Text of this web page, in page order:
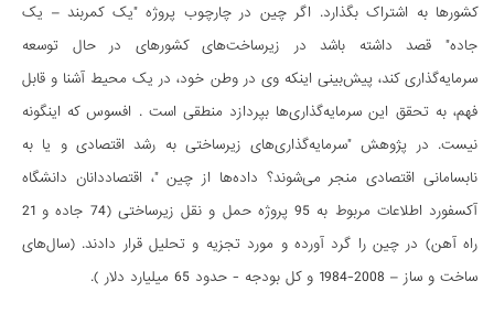
کشورها به اشتراک بگذارد. اگر چین در چارچوب پروژه "یک کمربند – یک
جاده" قصد داشته باشد در زیرساخت‌های کشورهای در حال توسعه
سرمایه‌گذاری کند، پیش‌بینی اینکه وی در وطن خود، در یک محیط آشنا و قابل
فهم، به تحقق این سرمایه‌گذاری‌ها بپردازد منطقی است . افسوس که اینگونه
نیست. در پژوهش "سرمایه‌گذاری‌های زیرساختی به رشد اقتصادی و یا به
نابسامانی اقتصادی منجر می‌شوند؟ داده‌ها از چین "، اقتصاددانان دانشگاه
آکسفورد اطلاعات مربوط به 95 پروژه حمل و نقل زیرساختی (74 جاده و 21
راه آهن) در چین را گرد آورده و مورد تجزیه و تحلیل قرار دادند. (سال‌های
ساخت و ساز – 2008-1984 و کل بودجه - حدود 65 میلیارد دلار ).